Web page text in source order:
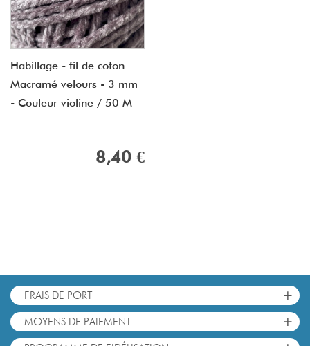
Habillage - fil de coton
Macramé velours - 3 mm
- Couleur violine / 50 M
8,40 €
FRAIS DE PORT +
MOYENS DE PAIEMENT +